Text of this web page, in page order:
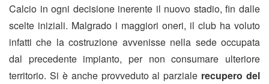
Calcio in ogni decisione inerente il nuovo stadio, fin dalle
scelte iniziali. Malgrado i maggiori oneri, il club ha voluto
infatti che la costruzione avvenisse nella sede occupata
dal precedente impianto, per non consumare ulteriore
territorio. Si è anche provveduto al parziale recupero del